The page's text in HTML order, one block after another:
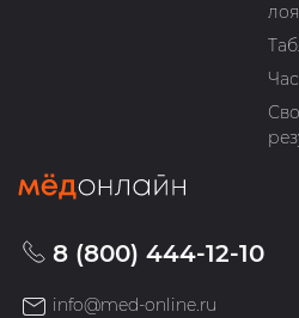
8 (800) 444-12-10
info@med-online.ru